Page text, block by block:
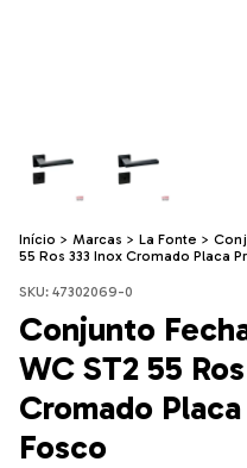
Início > Marcas > La Fonte >
55 Ros 333 Inox Cromado Placa
SKU: 47302069-0
Conjunto
WC ST2 55
Cromado
Fosco